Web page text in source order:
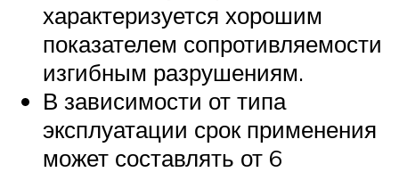
характеризуется хорошим
показателем сопротивляемости
изгибным разрушениям.
В зависимости от типа
эксплуатации срок применения
может составлять от 6